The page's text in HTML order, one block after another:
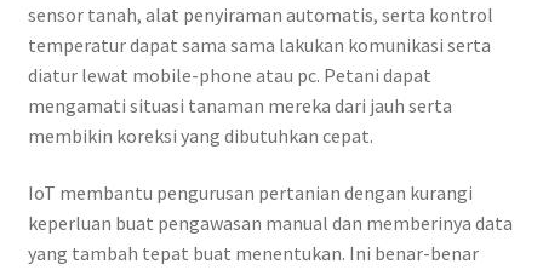
sensor tanah, alat penyiraman automatis, serta kontrol
temperatur dapat sama sama lakukan komunikasi serta
diatur lewat mobile-phone atau pc. Petani dapat
mengamati situasi tanaman mereka dari jauh serta
membikin koreksi yang dibutuhkan cepat.
IoT membantu pengurusan pertanian dengan kurangi
keperluan buat pengawasan manual dan memberinya data
yang tambah tepat buat menentukan. Ini benar-benar